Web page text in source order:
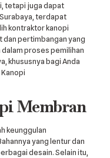
tetapi juga dapat
terdapat
kontraktor kanopi
pertimbangan yang
dalam proses pemilihan
khususnya bagi Anda
Membran
keunggulan
yang lentur dan
desain. Selain itu,